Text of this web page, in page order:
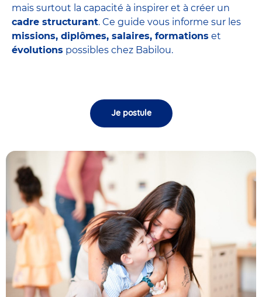
mais surtout la capacité à inspirer et à créer un
cadre structurant. Ce guide vous informe sur les
missions, diplômes, salaires, formations et
évolutions possibles chez Babilou.
Je postule